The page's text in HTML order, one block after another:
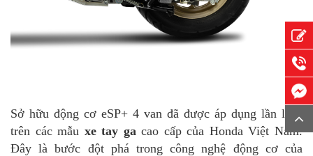
Sở hữu động cơ eSP+ 4 van đã được áp dụng lần lượt
trên các mẫu xe tay ga cao cấp của Honda Việt Nam.
Đây là bước đột phá trong công nghệ động cơ của